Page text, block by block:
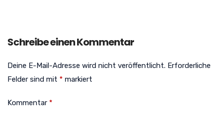
Schreibe einen Kommentar
Deine E-Mail-Adresse wird nicht veröffentlicht. Erforderliche
Felder sind mit * markiert
Kommentar *